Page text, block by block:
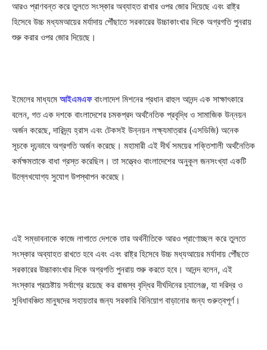
আরও প্রাণবন্ত করে তুলতে সংস্কার অব্যাহত রাখার ওপর জোর দিয়েছে এবং রাষ্ট্র
হিসেবে উচ্চ মধ্যমআয়ের মর্যাদায় পৌঁছাতে সরকারের উচ্চাকাংখার দিকে অগ্রগতি পুনরায়
শুরু করার ওপর জোর দিয়েছে।
ইমেলের মাধ্যমে আইএমএফবাংলাদেশ মিশনের প্রধান রাহুল আনন্দ এক সাক্ষাৎকারে
বলেন, গত এক দশকে বাংলাদেশের চমকপ্রদ অর্থনৈতিক প্রবৃদ্ধি ও সামাজিক উন্নয়ন
অর্জন করেছে, দারিদ্র্য হ্রাস এবং টেকসই উন্নয়ন লক্ষ্যমাত্রার (এসডিজি) অনেক
সূচকে দৃঢ়ভাবে অগ্রগতি অর্জন করেছে। মহামারী এই দীর্ঘ সময়ের শক্তিশালী অর্থনৈতিক
কর্মক্ষমতাকে বাধা গ্রস্ত করেছিল। তা সত্ত্বেও বাংলাদেশের অনুকূল জনসংখ্যা একটি
উল্লেখযোগ্য সুযোগ উপস্থাপন করেছে।
এই সম্ভাবনাকে কাজে লাগাতে দেশকে তার অর্থনীতিকে আরও প্রাণোচ্ছল করে তুলতে
সংস্কার অব্যাহত রাখতে হবে এবং এবং রাষ্ট্র হিসেবে উচ্চ মধ্যআয়ের মর্যাদায় পৌঁছতে
সরকারের উচ্চাকাংখার দিকে অগ্রগতি পুনরায় শুরু করতে হবে। আনন্দ বলেন, এই
সংস্কার প্রচেষ্টায় সর্বাগ্রে রয়েছে কর রাজস্ব বৃদ্ধির দীর্ঘদিনের চ্যালেঞ্জ, যা দরিদ্র ও
সুবিধাবঞ্চিত মানুষদের সহায়তার জন্য সরকারি বিনিয়োগ বাড়ানোর জন্য গুরুত্বপূর্ণ।